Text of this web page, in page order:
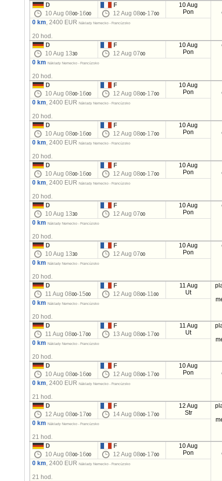
D
10 Aug 0800-1600
F
12 Aug 0800-1700
10 Aug
Pon
0 km, 2400 EURNáklady Nemecko - Francúzsko
20 hod.
D
10 Aug 1330
F
12 Aug 0700
10 Aug
Pon
0 km Náklady Nemecko - Francúzsko
20 hod.
D
10 Aug 0800-1600
F
12 Aug 0800-1700
10 Aug
Pon
0 km, 2400 EURNáklady Nemecko - Francúzsko
20 hod.
D
10 Aug 0800-1600
F
12 Aug 0800-1700
10 Aug
Pon
0 km, 2400 EURNáklady Nemecko - Francúzsko
20 hod.
D
10 Aug 0800-1600
F
12 Aug 0800-1700
10 Aug
Pon
0 km, 2400 EURNáklady Nemecko - Francúzsko
20 hod.
D
10 Aug 1330
F
12 Aug 0700
10 Aug
Pon
0 km Náklady Nemecko - Francúzsko
20 hod.
D
10 Aug 1330
F
12 Aug 0700
10 Aug
Pon
0 km Náklady Nemecko - Francúzsko
20 hod.
D
11 Aug 0800-1500
F
12 Aug 0800-1100
11 Aug
Ut
0 km Náklady Nemecko - Francúzsko
20 hod.
D
11 Aug 0800-1700
F
13 Aug 0800-1700
11 Aug
Ut
0 km Náklady Nemecko - Francúzsko
20 hod.
D
10 Aug 0800-1600
F
12 Aug 0800-1700
10 Aug
Pon
0 km, 2400 EURNáklady Nemecko - Francúzsko
21 hod.
D
12 Aug 0800-1700
F
14 Aug 0800-1700
12 Aug
Str
0 km Náklady Nemecko - Francúzsko
21 hod.
D
10 Aug 0800-1600
F
12 Aug 0800-1700
10 Aug
Pon
0 km, 2400 EURNáklady Nemecko - Francúzsko
21 hod.